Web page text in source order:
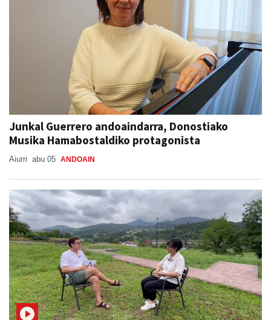
Junkal Guerrero andoaindarra, Donostiako
Musika Hamabostaldiko protagonista
Aiurri abu 05 ANDOAIN